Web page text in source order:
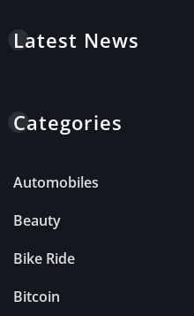
Latest News
Categories
Automobiles
Beauty
Bike Ride
Bitcoin